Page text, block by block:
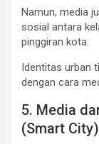
Namun, media
sosial antara
pinggiran kota.
Identitas urban
dengan cara
5. Media
(Smart City)